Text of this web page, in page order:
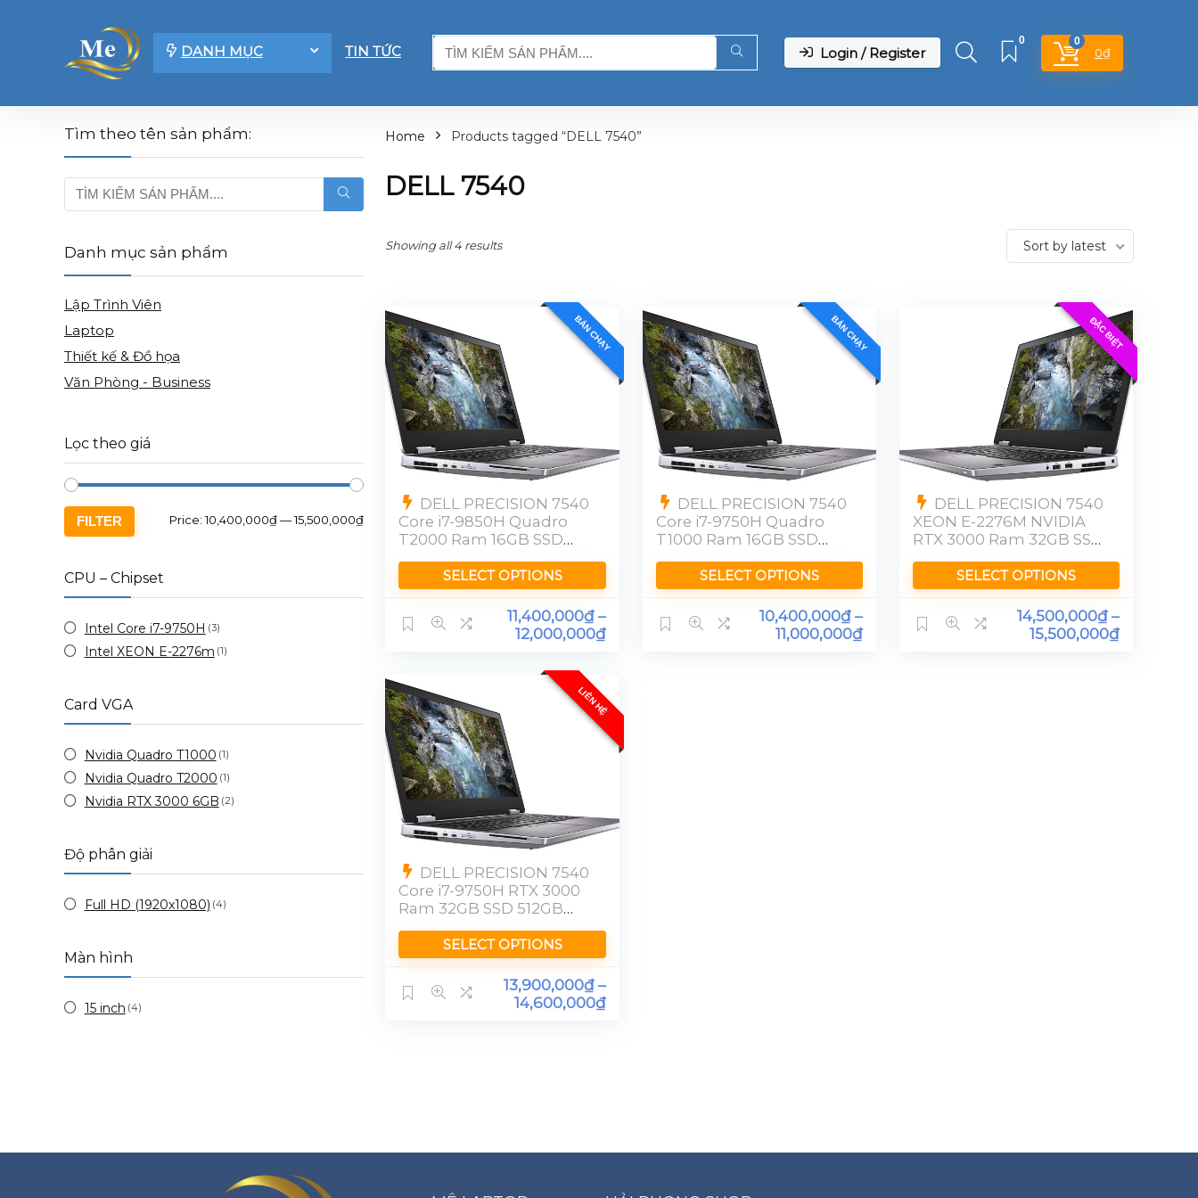
DANH MỤC TIN TỨC Login / Register
0 0
0₫
Tìm theo tên sản phẩm:
Danh mục sản phẩm
Lập Trình Viên
Laptop
Thiết kế & Đồ họa
Văn Phòng - Business
Lọc theo giá
FILTER Price:10,400,000₫—15,500,000₫
CPU – Chipset
Intel Core i7-9750H (3)
Intel XEON E-2276m (1)
Card VGA
Nvidia Quadro T1000 (1)
Nvidia Quadro T2000 (1)
Nvidia RTX 3000 6GB (2)
Độ phân giải
Full HD (1920x1080) (4)
Màn hình
15 inch (4)
Home Products tagged “DELL 7540”
DELL 7540
Showing all 4 results Sort by latest
BÁN CHẠY
DELL PRECISION 7540
Core i7-9850H Quadro
T2000 Ram 16GB SSD
512GB FHD
SELECT OPTIONS
11,400,000₫–
12,000,000₫
BÁN CHẠY
DELL PRECISION 7540
Core i7-9750H Quadro
T1000 Ram 16GB SSD
256GBG 15″ FHD
SELECT OPTIONS
10,400,000₫–
11,000,000₫
ĐẶC BIỆT
DELL PRECISION 7540
XEON E-2276M NVIDIA
RTX 3000 Ram 32GB SSD
512GB FHD
SELECT OPTIONS
14,500,000₫–
15,500,000₫
LIÊN HỆ
DELL PRECISION 7540
Core i7-9750H RTX 3000
Ram 32GB SSD 512GB
FHD
SELECT OPTIONS
13,900,000₫–
14,600,000₫